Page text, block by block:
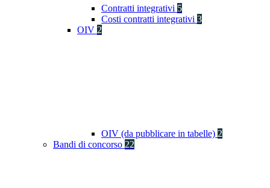
Contratti integrativi 5
Costi contratti integrativi 3
OIV 2
OIV (da pubblicare in tabelle) 2
Bandi di concorso 22